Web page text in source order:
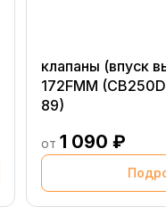
клапаны (впуск
172FMM
89)
от 1 090 ₽